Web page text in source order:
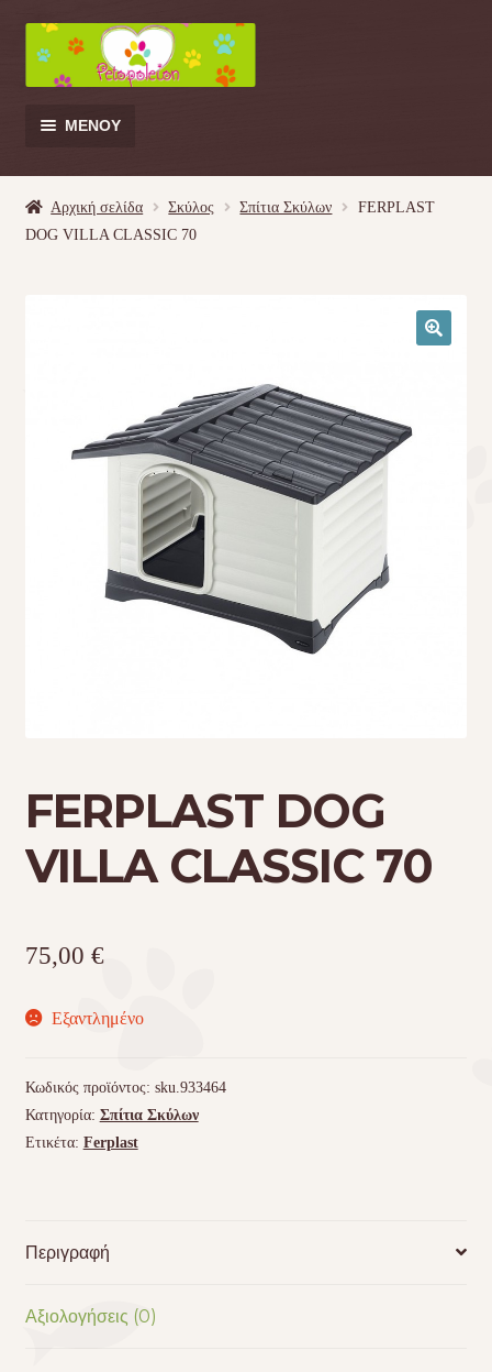
Απευθείας
μετάβαση
στην
πλοήγηση
Μετάβαση
σε
περιεχόμενο
ΜΕΝΟΎ
Κρεβατάκια
Τσάντες μεταφοράς
Επικοινωνία
Αρχική σελίδα Σκύλος Σπίτια Σκύλων
FERPLAST
DOG VILLA CLASSIC 70
FERPLAST DOG
VILLA CLASSIC 70
75,00 €
Εξαντλημένο
Κωδικός προϊόντος: sku.933464
Κατηγορία: Σπίτια Σκύλων
Ετικέτα: Ferplast
Περιγραφή
Αξιολογήσεις (0)